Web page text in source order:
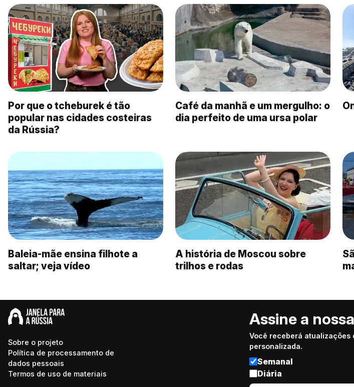
Por que o tcheburek é tão
popular nas cidades costeiras
da Rússia?
Café da manhã e um mergulho: o
dia perfeito de uma ursa polar
Baleia-mãe ensina filhote a
saltar; veja vídeo
A história de Moscou sobre
trilhos e rodas
Sobre o projeto
Política de processamento de
dados pessoais
Termos de uso de materiais
Assine a
Você receberá atualizações
personalizada.
Semanal
Diária